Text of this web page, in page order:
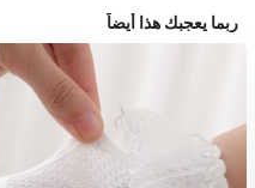
ربما يعجبك هذا أيضاً